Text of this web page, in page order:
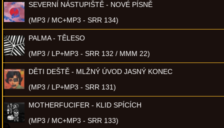
SEVERNÍ NÁSTUPIŠTĚ - NOVÉ PÍSNĚ
(MP3 / MC+MP3 - SRR 134)
PALMA - TĚLESO
(MP3 / LP+MP3 - SRR 132 / MMM 22)
DĚTI DEŠTĚ - MLŽNÝ ÚVOD JASNÝ KONEC
(MP3 / LP+MP3 - SRR 131)
MOTHERFUCIFER - KLID SPÍCÍCH
(MP3 / MC+MP3 - SRR 133)